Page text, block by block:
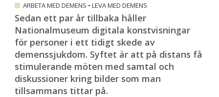
ARBETA MED DEMENS • LEVA MED DEMENS
Sedan ett par år tillbaka håller
Nationalmuseum digitala konstvisningar
för personer i ett tidigt skede av
demenssjukdom. Syftet är att på distans få
stimulerande möten med samtal och
diskussioner kring bilder som man
tillsammans tittar på.